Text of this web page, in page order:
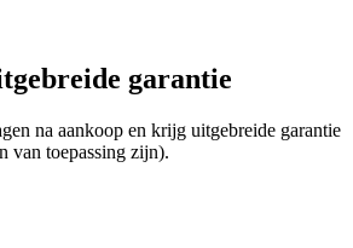
garantie
na aankoop en krijg uitgebreide garantie
van toepassing zijn).